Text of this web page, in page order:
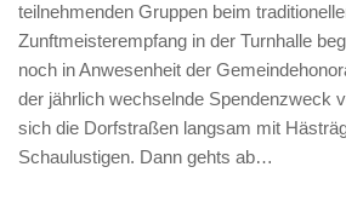
teilnehmenden Gruppen beim
Zunftmeisterempfang in der Turnhalle
noch in Anwesenheit der
der jährlich wechselnde Spendenzweck
sich die Dorfstraßen langsam mit
Schaulustigen. Dann gehts ab…